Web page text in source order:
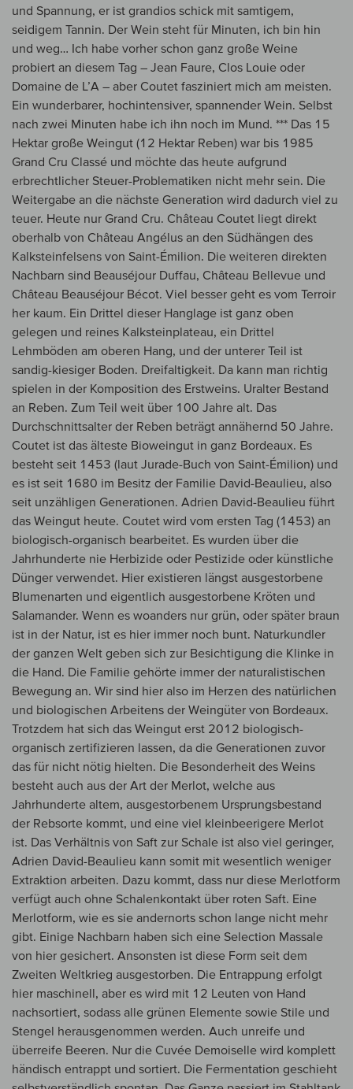
und Spannung, er ist grandios schick mit samtigem,
seidigem Tannin. Der Wein steht für Minuten, ich bin hin
und weg… Ich habe vorher schon ganz große Weine
probiert an diesem Tag – Jean Faure, Clos Louie oder
Domaine de L’A – aber Coutet fasziniert mich am meisten.
Ein wunderbarer, hochintensiver, spannender Wein. Selbst
nach zwei Minuten habe ich ihn noch im Mund. *** Das 15
Hektar große Weingut (12 Hektar Reben) war bis 1985
Grand Cru Classé und möchte das heute aufgrund
erbrechtlicher Steuer-Problematiken nicht mehr sein. Die
Weitergabe an die nächste Generation wird dadurch viel zu
teuer. Heute nur Grand Cru. Château Coutet liegt direkt
oberhalb von Château Angélus an den Südhängen des
Kalksteinfelsens von Saint-Émilion. Die weiteren direkten
Nachbarn sind Beauséjour Duffau, Château Bellevue und
Château Beauséjour Bécot. Viel besser geht es vom Terroir
her kaum. Ein Drittel dieser Hanglage ist ganz oben
gelegen und reines Kalksteinplateau, ein Drittel
Lehmböden am oberen Hang, und der unterer Teil ist
sandig-kiesiger Boden. Dreifaltigkeit. Da kann man richtig
spielen in der Komposition des Erstweins. Uralter Bestand
an Reben. Zum Teil weit über 100 Jahre alt. Das
Durchschnittsalter der Reben beträgt annähernd 50 Jahre.
Coutet ist das älteste Bioweingut in ganz Bordeaux. Es
besteht seit 1453 (laut Jurade-Buch von Saint-Émilion) und
es ist seit 1680 im Besitz der Familie David-Beaulieu, also
seit unzähligen Generationen. Adrien David-Beaulieu führt
das Weingut heute. Coutet wird vom ersten Tag (1453) an
biologisch-organisch bearbeitet. Es wurden über die
Jahrhunderte nie Herbizide oder Pestizide oder künstliche
Dünger verwendet. Hier existieren längst ausgestorbene
Blumenarten und eigentlich ausgestorbene Kröten und
Salamander. Wenn es woanders nur grün, oder später braun
ist in der Natur, ist es hier immer noch bunt. Naturkundler
der ganzen Welt geben sich zur Besichtigung die Klinke in
die Hand. Die Familie gehörte immer der naturalistischen
Bewegung an. Wir sind hier also im Herzen des natürlichen
und biologischen Arbeitens der Weingüter von Bordeaux.
Trotzdem hat sich das Weingut erst 2012 biologisch-
organisch zertifizieren lassen, da die Generationen zuvor
das für nicht nötig hielten. Die Besonderheit des Weins
besteht auch aus der Art der Merlot, welche aus
Jahrhunderte altem, ausgestorbenem Ursprungsbestand
der Rebsorte kommt, und eine viel kleinbeerigere Merlot
ist. Das Verhältnis von Saft zur Schale ist also viel geringer,
Adrien David-Beaulieu kann somit mit wesentlich weniger
Extraktion arbeiten. Dazu kommt, dass nur diese Merlotform
verfügt auch ohne Schalenkontakt über roten Saft. Eine
Merlotform, wie es sie andernorts schon lange nicht mehr
gibt. Einige Nachbarn haben sich eine Selection Massale
von hier gesichert. Ansonsten ist diese Form seit dem
Zweiten Weltkrieg ausgestorben. Die Entrappung erfolgt
hier maschinell, aber es wird mit 12 Leuten von Hand
nachsortiert, sodass alle grünen Elemente sowie Stile und
Stengel herausgenommen werden. Auch unreife und
überreife Beeren. Nur die Cuvée Demoiselle wird komplett
händisch entrappt und sortiert. Die Fermentation geschieht